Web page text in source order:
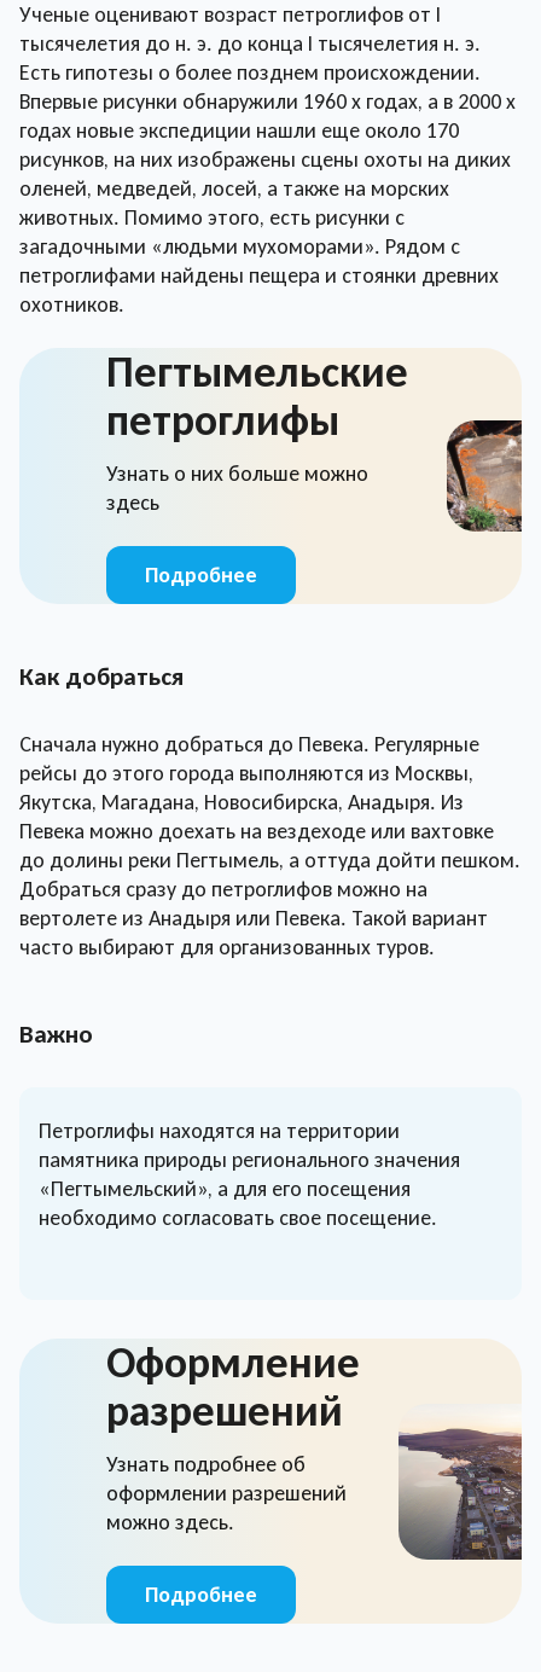
Ученые оценивают возраст петроглифов от I
тысячелетия до н. э. до конца I тысячелетия н. э.
Есть гипотезы о более позднем происхождении.
Впервые рисунки обнаружили 1960 х годах, а в 2000 х
годах новые экспедиции нашли еще около 170
рисунков, на них изображены сцены охоты на диких
оленей, медведей, лосей, а также на морских
животных. Помимо этого, есть рисунки с
загадочными «людьми мухоморами». Рядом с
петроглифами найдены пещера и стоянки древних
охотников.
Пегтымельские
петроглифы
Узнать о них больше можно
здесь
Подробнее
Как добраться
Сначала нужно добраться до Певека. Регулярные
рейсы до этого города выполняются из Москвы,
Якутска, Магадана, Новосибирска, Анадыря. Из
Певека можно доехать на вездеходе или вахтовке
до долины реки Пегтымель, а оттуда дойти пешком.
Добраться сразу до петроглифов можно на
вертолете из Анадыря или Певека. Такой вариант
часто выбирают для организованных туров.
Важно
Петроглифы находятся на территории
памятника природы регионального значения
«Пегтымельский», а для его посещения
необходимо согласовать свое посещение.
Оформление
разрешений
Узнать подробнее об
оформлении разрешений
можно здесь.
Подробнее